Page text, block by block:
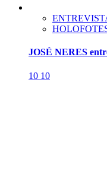
JOSÉ NERES
10 10